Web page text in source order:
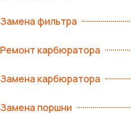
Замена фильтра
Ремонт карбюратора
Замена карбюратора
Замена поршни